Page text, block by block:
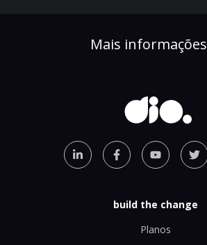
Mais informações
build the change
Planos